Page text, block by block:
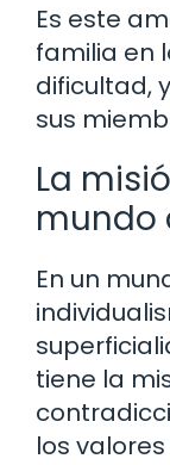
Es este
familia en
dificultad,
sus
La
mundo
En un
tiene la
los valores